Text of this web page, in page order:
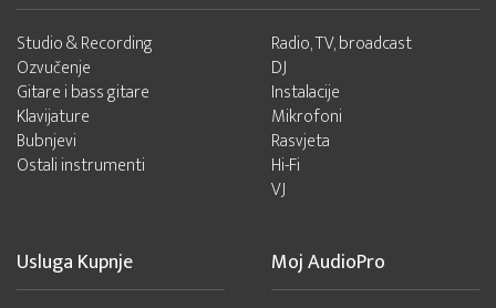
Studio & Recording
Ozvučenje
Gitare i bass gitare
Klavijature
Bubnjevi
Ostali instrumenti
Radio, TV, broadcast
DJ
Instalacije
Mikrofoni
Rasvjeta
Hi-Fi
VJ
Usluga Kupnje Moj AudioPro